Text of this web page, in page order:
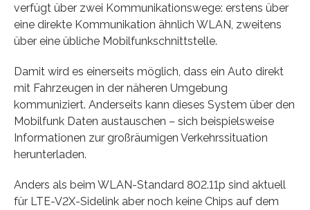
verfügt über zwei Kommunikationswege: erstens über
eine direkte Kommunikation ähnlich WLAN, zweitens
über eine übliche Mobilfunkschnittstelle.
Damit wird es einerseits möglich, dass ein Auto direkt
mit Fahrzeugen in der näheren Umgebung
kommuniziert. Anderseits kann dieses System über den
Mobilfunk Daten austauschen – sich beispielsweise
Informationen zur großräumigen Verkehrssituation
herunterladen.
Anders als beim WLAN-Standard 802.11p sind aktuell
für LTE-V2X-Sidelink aber noch keine Chips auf dem